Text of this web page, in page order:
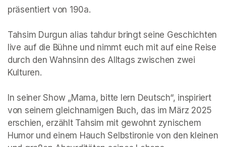
präsentiert von 190a.
Tahsim Durgun alias tahdur bringt seine Geschichten
live auf die Bühne und nimmt euch mit auf eine Reise
durch den Wahnsinn des Alltags zwischen zwei
Kulturen.
In seiner Show „Mama, bitte lern Deutsch“, inspiriert
von seinem gleichnamigen Buch, das im März 2025
erschien, erzählt Tahsim mit gewohnt zynischem
Humor und einem Hauch Selbstironie von den kleinen